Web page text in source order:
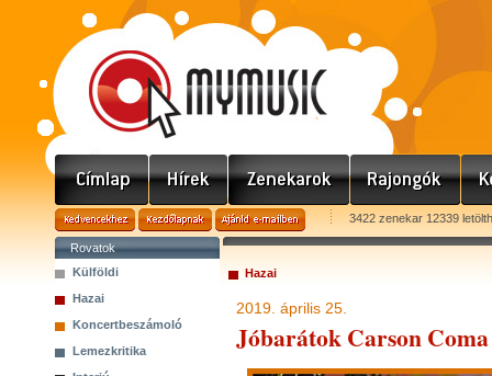
3422 zenekar 12339
Rovatok
Külföldi
Hazai
Koncertbeszámoló
Lemezkritika
Hazai
2019. április 25.
Jóbarátok Carson